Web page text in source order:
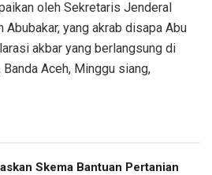
oleh Sekretaris Jenderal
Abubakar, yang akrab disapa Abu
akbar yang berlangsung di
Aceh, Minggu siang,
Skema Bantuan Pertanian